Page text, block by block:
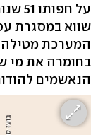
על
שווא במסגרת
המערכת מטילה
בחומרה את מי
הנאשמים